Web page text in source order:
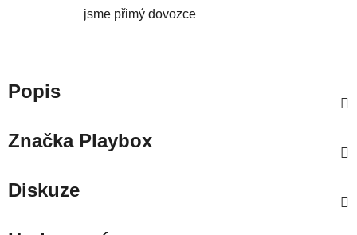
jsme přimý dovozce
Popis
ZnačkaPlaybox
Diskuze